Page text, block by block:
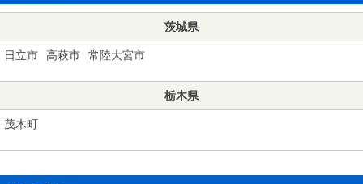
茨城県
日立市 高萩市 常陸大宮市
栃木県
茂木町